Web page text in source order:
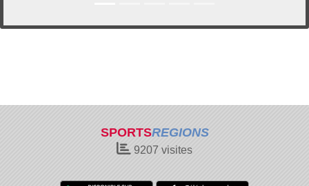
SPORTSREGIONS
9207 visites